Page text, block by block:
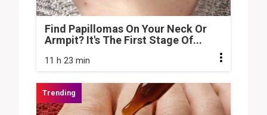
Find Papillomas On Your Neck Or
Armpit? It's The First Stage Of...
11 h 23 min